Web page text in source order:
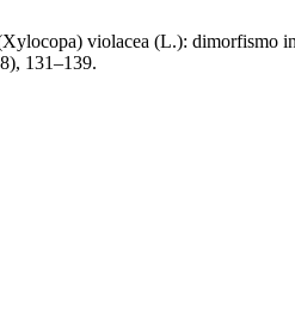
violacea (L.): dimorfismo
131–139.